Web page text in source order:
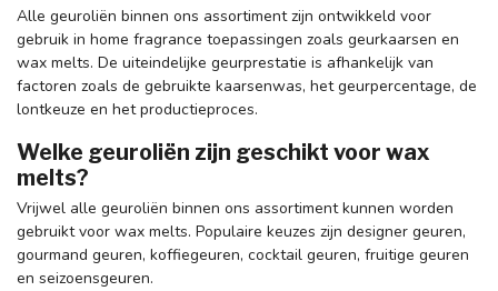
Alle geuroliën binnen ons assortiment zijn ontwikkeld voor
gebruik in home fragrance toepassingen zoals geurkaarsen en
wax melts. De uiteindelijke geurprestatie is afhankelijk van
factoren zoals de gebruikte kaarsenwas, het geurpercentage, de
lontkeuze en het productieproces.
Welke geuroliën zijn geschikt voor wax
melts?
Vrijwel alle geuroliën binnen ons assortiment kunnen worden
gebruikt voor wax melts. Populaire keuzes zijn designer geuren,
gourmand geuren, koffiegeuren, cocktail geuren, fruitige geuren
en seizoensgeuren.